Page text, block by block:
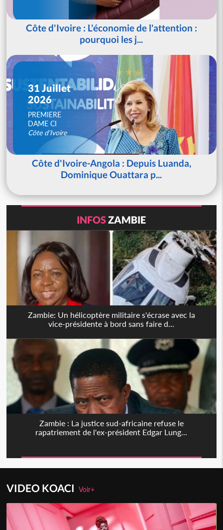
Côte d'Ivoire : L'économie de l'attention :
pourquoi les j...
31 Juillet
2026
PREMIERE
DAME CI
Côte d'Ivoire
Côte d'Ivoire-Angola : Depuis Luanda,
Dominique Ouattara p...
INFOSZAMBIE
Zambie: Un hélicoptère militaire s'écrase avec la
vice-présidente à bord sans faire d...
Zambie : La justice sud-africaine refuse le
rapatriement de l'ex-président Edgar Lung...
VIDEO KOACIVoir+